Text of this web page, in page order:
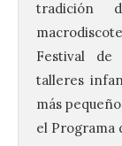
tradición
Festival de
talleres
más
el Programa